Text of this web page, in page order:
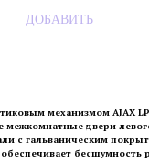
ДОБАВИТЬ
механизмом AJAX
межкомнатные двери
с гальваническим
бесшумность